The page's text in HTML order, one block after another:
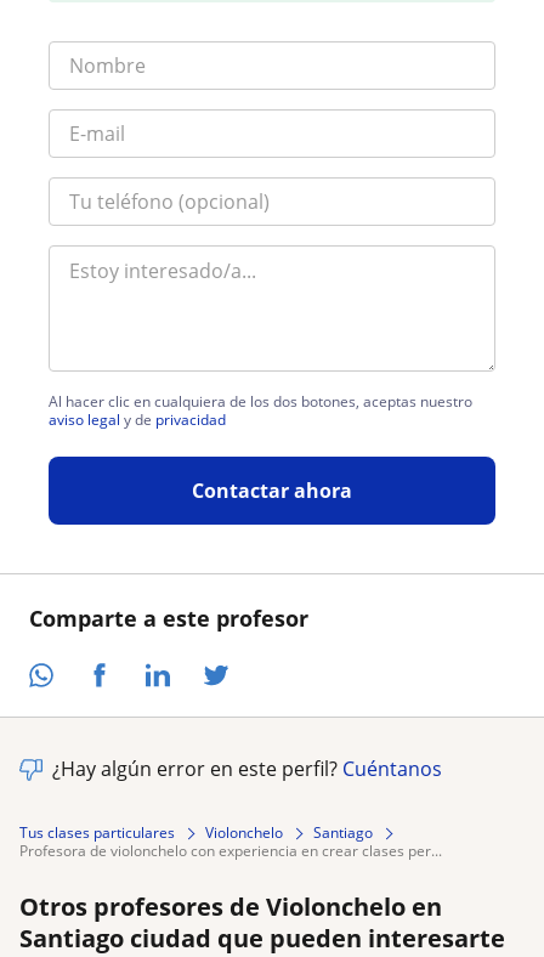
Comparte a este profesor
Al hacer clic en cualquiera de los dos botones, aceptas nuestro
aviso legal y de privacidad
Contactar ahora
¿Hay algún error en este perfil? Cuéntanos
Tus clases particulares Violonchelo
Santiago
profesora de violonchelo con experiencia en crear clases per...
Otros profesores de Violonchelo en
Santiago ciudad que pueden interesarte